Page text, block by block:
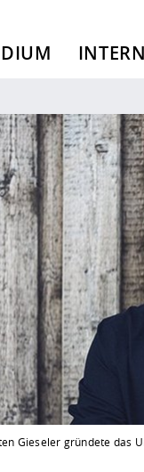
Gieseler gründete das